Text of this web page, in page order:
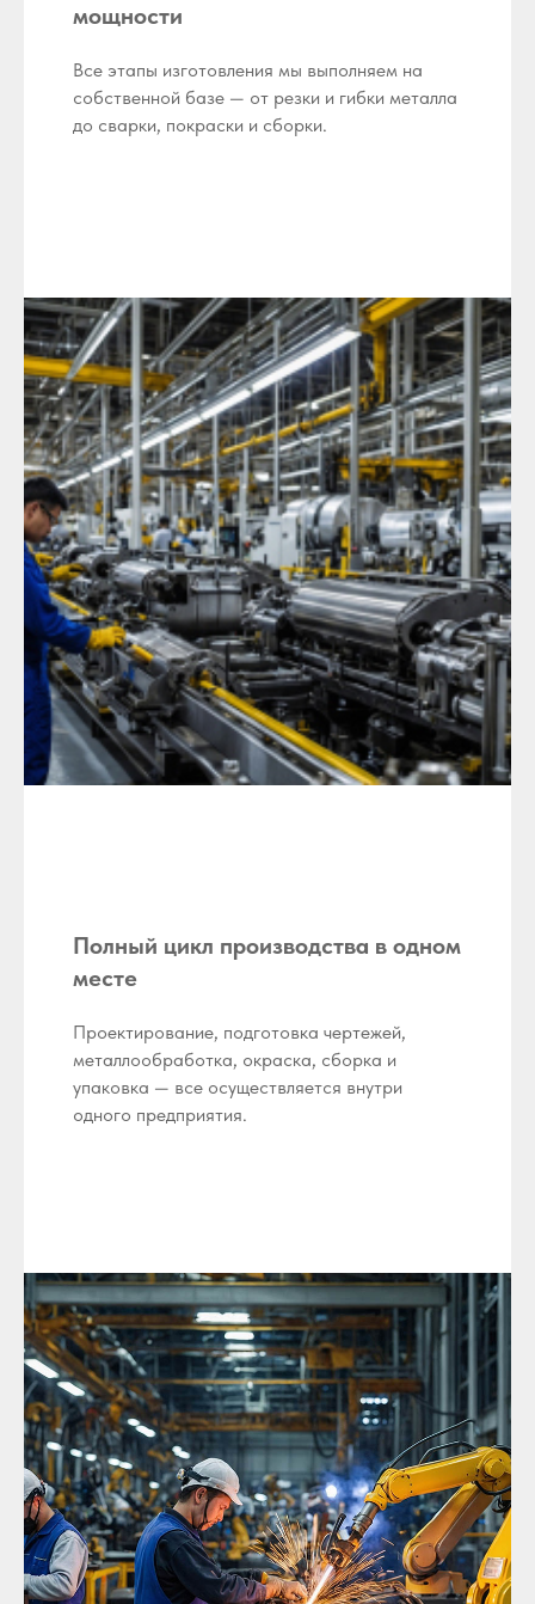
мощности
Все этапы изготовления мы выполняем на
собственной базе — от резки и гибки металла
до сварки, покраски и сборки.
Полный цикл производства в одном
месте
Проектирование, подготовка чертежей,
металлообработка, окраска, сборка и
упаковка — все осуществляется внутри
одного предприятия.